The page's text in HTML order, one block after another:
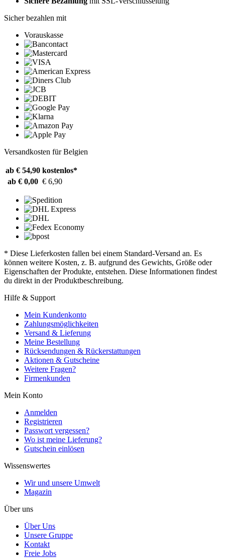
Sicher bezahlen mit
Vorauskasse
Versandkosten für Belgien
ab € 54,90 kostenlos*
ab € 0,00 € 6,90
* Diese Lieferkosten fallen bei einem Standard-Versand an. Es
können weitere Kosten, z. B. aufgrund des Gewichts, Größe oder
Eigenschaften der Produkte, entstehen. Diese Informationen findest
du direkt in der Produktbeschreibung.
Hilfe & Support
Mein Kundenkonto
Zahlungsmöglichkeiten
Versand & Lieferung
Meine Bestellung
Rücksendungen & Rückerstattungen
Aktionen & Gutscheine
Weitere Fragen?
Firmenkunden
Mein Konto
Anmelden
Registrieren
Passwort vergessen?
Wo ist meine Lieferung?
Gutschein einlösen
Wissenswertes
Wir und unsere Umwelt
Magazin
Über uns
Über Uns
Unsere Gruppe
Kontakt
Freie Jobs